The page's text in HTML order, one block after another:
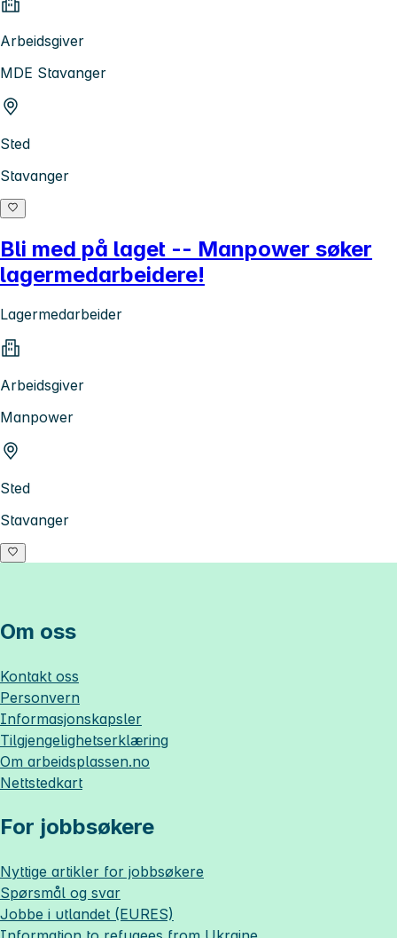
Arbeidsgiver
MDE Stavanger
Sted
Stavanger
Bli med på laget -- Manpower søker
lagermedarbeidere!
Lagermedarbeider
Arbeidsgiver
Manpower
Sted
Stavanger
Om oss
Kontakt oss
Personvern
Informasjonskapsler
Tilgjengelighetserklæring
Om arbeidsplassen.no
Nettstedkart
For jobbsøkere
Nyttige artikler for jobbsøkere
Spørsmål og svar
Jobbe i utlandet (EURES)